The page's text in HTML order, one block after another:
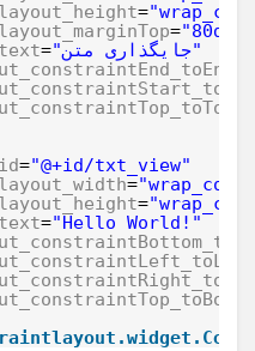
=
="80dp"
=
"جایگذاری متن"
="@+id/txt_view"
=
=
="Hello World!"